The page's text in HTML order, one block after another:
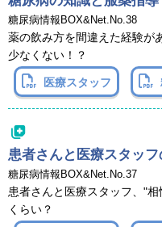
糖尿病情報BOX&Net.No.38
薬の飲み方を間違えた経験が
少なくない！？
医療スタッフ
患者さんと医療スタッ
糖尿病情報BOX&Net.No.37
患者さんと医療スタッフ、"
くらい？